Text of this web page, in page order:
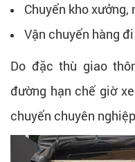
Chuyển kho xưởng,
Vận chuyển hàng
Do đặc thù giao
đường hạn chế giờ
chuyển chuyên